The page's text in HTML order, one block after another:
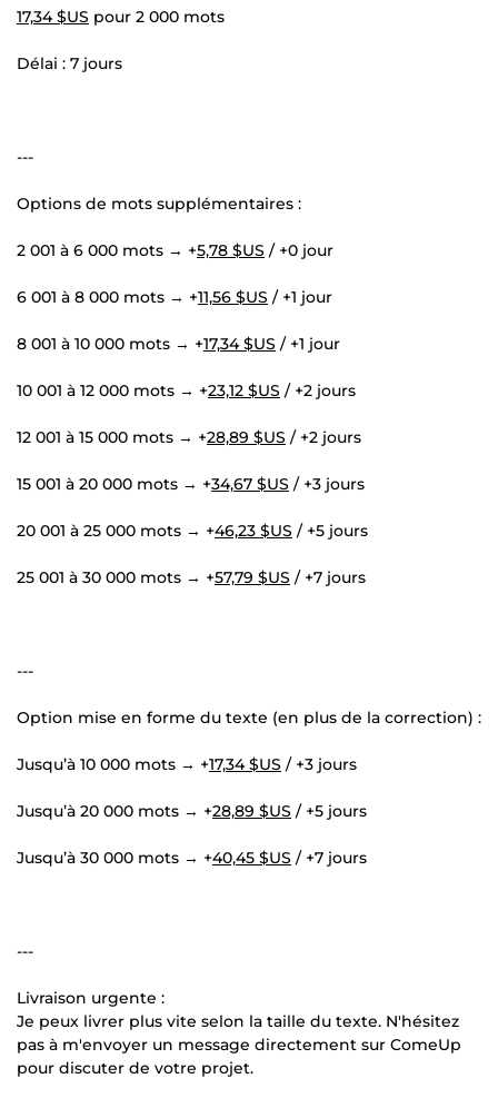
17,34 $US pour 2 000 mots
Délai : 7 jours
---
Options de mots supplémentaires :
2 001 à 6 000 mots → +5,78 $US / +0 jour
6 001 à 8 000 mots → +11,56 $US / +1 jour
8 001 à 10 000 mots → +17,34 $US / +1 jour
10 001 à 12 000 mots → +23,12 $US / +2 jours
12 001 à 15 000 mots → +28,89 $US / +2 jours
15 001 à 20 000 mots → +34,67 $US / +3 jours
20 001 à 25 000 mots → +46,23 $US / +5 jours
25 001 à 30 000 mots → +57,79 $US / +7 jours
---
Option mise en forme du texte (en plus de la correction) :
Jusqu’à 10 000 mots → +17,34 $US / +3 jours
Jusqu’à 20 000 mots → +28,89 $US / +5 jours
Jusqu’à 30 000 mots → +40,45 $US / +7 jours
---
Livraison urgente :
Je peux livrer plus vite selon la taille du texte. N'hésitez
pas à m'envoyer un message directement sur ComeUp
pour discuter de votre projet.